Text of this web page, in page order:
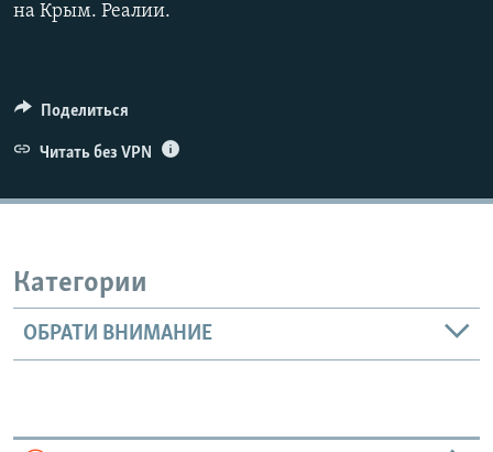
на Крым. Реалии.
Поделиться
Читать без VPN
Категории
ОБРАТИ ВНИМАНИЕ